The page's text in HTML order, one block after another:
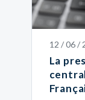
12 / 06 /
La